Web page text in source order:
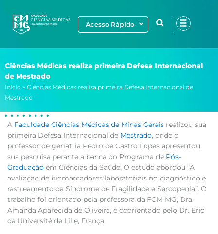
para
Acesso Rápido
Ciências Médicas realiza primeira Defesa Internacional
de Mestrado
Início » Ciências Médicas realiza primeira Defesa Internacional de
Mestrado
A Faculdade Ciências Médicas de Minas Gerais realizou sua
primeira Defesa Internacional de Mestrado, onde o
professor de geriatria Pedro de Castro Lopes apresentou
sua pesquisa perante a banca do Programa de Pós-
Graduação em Ciências da Saúde. O estudo abordou “A
avaliação de biomarcadores laboratoriais no diagnóstico e
rastreamento da Síndrome de Fragilidade e Sarcopenia”. O
trabalho foi orientado pela professora da FCM-MG, Dra.
Amanda Aparecida de Oliveira, e coorientado pelo Dr. Eric
da Université de Lille, França.